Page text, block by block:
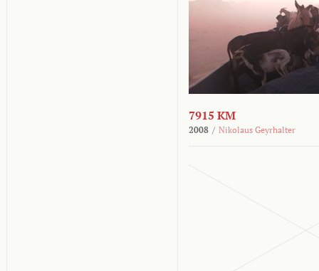
7915 KM
2008 / Nikolaus Geyrhalter